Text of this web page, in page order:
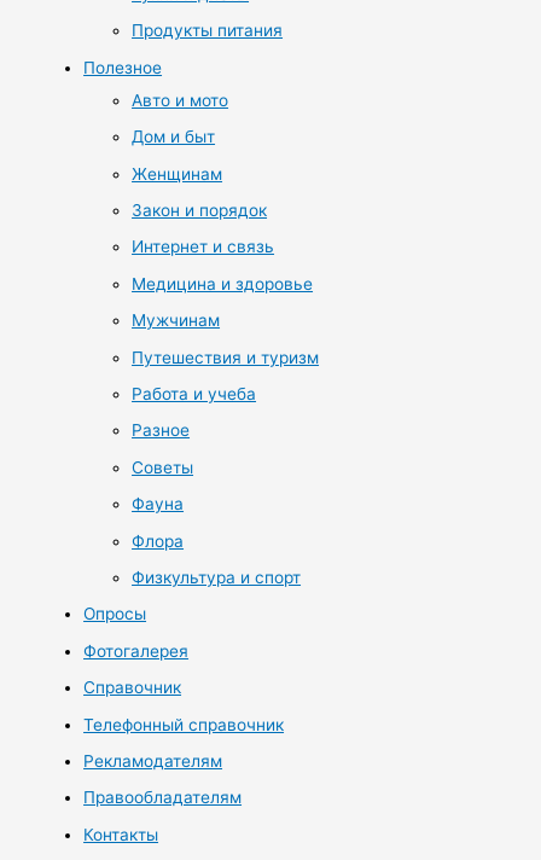
Продукты питания
Полезное
Авто и мото
Дом и быт
Женщинам
Закон и порядок
Интернет и связь
Медицина и здоровье
Мужчинам
Путешествия и туризм
Работа и учеба
Разное
Советы
Фауна
Флора
Физкультура и спорт
Опросы
Фотогалерея
Справочник
Телефонный справочник
Рекламодателям
Правообладателям
Контакты